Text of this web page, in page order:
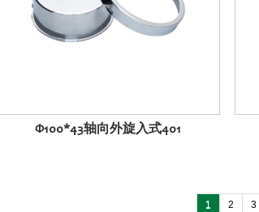
Φ100*43轴向外旋入式401
1 2 3